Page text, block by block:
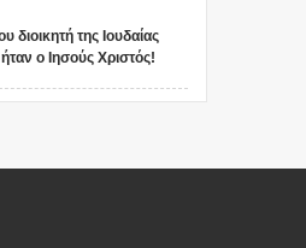
διοικητή της Ιουδαίας
ο Ιησούς Χριστός!